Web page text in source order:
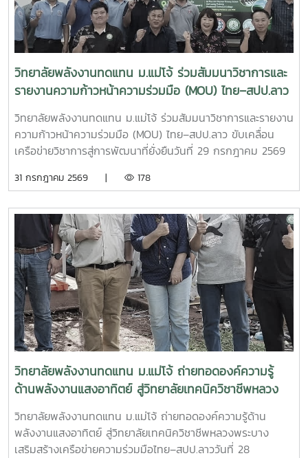
แม่โจ้ มุ่งมั่นพัฒนาองค์ความรู้และนวัตกรรมด้านพลังงานและ
เทคโนโลยีที่เหมาะสม เพื่อสร้างผลกระทบเชิงบวกต่อสังคม
ชุมชน และเศรษฐกิจฐานราก พร้อมขับเคลื่อนการพัฒนาประเทศ
สู่ความยั่งยืน
กราน หอมดวง คณบดีวิทยาลัยพลังงานทดแทน มหาวิทยาลัยแม่
โจ้และ นายเกรียงศักดิ์ ธรรมวัตร ผู้อำนวยการกลุ่มงานพัฒนา
ฝีมือแรงงาน ร่วมลงนามเป็นพยาน ความร่วมมือในครั้งนี้มีเป้า
หมายในการพัฒนาและปรับปรุงหลักสูตร “การเชื่อมอาร์กโลหะ
อุปกรณ์ทางพลังงานและอุตสาหกรรมด้วยมือ” ให้สอดคล้องกับ
มาตรฐานวิชาชีพและความต้องการของภาคอุตสาหกรรม พร้อม
ทั้งร่วมกันจัดฝึกอบรมและทดสอบมาตรฐานฝีมือแรงงานให้แก่
นักศึกษา แรงงาน และผู้สนใจทั่วไป เพื่อยกระดับทักษะวิชาชีพและ
เพิ่มขีดความสามารถของกำลังคนไทยความร่วมมือครอบคลุม
ให้สอดคล้องกับมาตรฐานวิชาชีพ - จัดฝึกอบรมเชิงปฏิบัติการ
ทดสอบมาตรฐานฝีมือแรงงานและรับรองสมรรถนะผู้ผ่านการ
อบรม- พัฒนากำลังคนให้มีทักษะตรงตามความต้องการของ
สถานประกอบการและตลาดแรงงาน ความร่วมมือครั้งนี้สะท้อน
ถึงความมุ่งมั่นของวิทยาลัยพลังงานทดแทน มหาวิทยาลัยแม่โจ้
ในการบูรณาการความร่วมมือกับหน่วยงานภาครัฐ เพื่อผลิตและ
พัฒนากำลังคนที่มีศักยภาพ มีทักษะด้านวิชาชีพที่ได้มาตรฐาน
และพร้อมรองรับการเปลี่ยนแปลงของภาคอุตสาหกรรมด้าน
พลังงานและเทคโนโลยีในอนาคตวิทยาลัยพลังงานทดแทน
มหาวิทยาลัยแม่โจ้ ยังคงเดินหน้าสร้างเครือข่ายความร่วมมือกับ
ทุกภาคส่วน เพื่อยกระดับการศึกษา การพัฒนาทักษะวิชาชีพ และ
การผลิตบัณฑิตคุณภาพ ตอบโจทย์การพัฒนาประเทศอย่าง
ยั่งยืน
วิทยาลัยพลังงานทดแทน ม.แม่โจ้ ร่วมสัมมนาวิชาการและ
รายงานความก้าวหน้าความร่วมมือ (MOU) ไทย–สปป.ลาว
ขับเคลื่อนเครือข่ายวิชาการสู่การพัฒนาที่ยั่งยืน
วิทยาลัยพลังงานทดแทน ม.แม่โจ้ ร่วมสัมมนาวิชาการและรายงาน
ความก้าวหน้าความร่วมมือ (MOU) ไทย–สปป.ลาว ขับเคลื่อน
เครือข่ายวิชาการสู่การพัฒนาที่ยั่งยืนวันที่ 29 กรกฎาคม 2569
ศาสตราจารย์ ดร.นิกราน หอมดวง คณบดีวิทยาลัยพลังงาน
รองคณบดีฝ่ายบริหาร, ผู้ช่วยศาสตราจารย์ ดร.ยิ่งรักษ์ อรรถเวช
กุล รองคณบดีฝ่ายวิจัยและบริการวิชาการคณาจารย์ บุคลากร
และนักศึกษาระดับบัณฑิตศึกษา เข้าร่วมกิจกรรม สัมมนาวิชาการ
และการรายงานความก้าวหน้าความร่วมมือ (MOU) ระหว่าง
มหาวิทยาลัยแม่โจ้และเครือข่ายสถาบันการศึกษาในแขวงหลวงพระ
บาง สาธารณรัฐประชาธิปไตยประชาชนลาว การสัมมนาครั้งนี้จัด
ขึ้นเพื่อเป็นเวทีในการแลกเปลี่ยนองค์ความรู้ ติดตามผลการ
ดำเนินงานภายใต้บันทึกข้อตกลงความร่วมมือ (MOU) และร่วม
กำหนดแนวทางการพัฒนาความร่วมมือด้านการศึกษา การวิจัย
และการบริการวิชาการระหว่างประเทศไทยและ สปป.ลาว ให้เกิด
ความเข้มแข็งและต่อเนื่อง กิจกรรมสำคัญภายในงาน ประกอบ
ด้วย- แลกเปลี่ยนองค์ความรู้ด้านพลังงานทดแทน สิ่งแวดล้อม
และการรับมือกับการเปลี่ยนแปลงสภาพภูมิอากาศ- รายงานผล
การดำเนินงานและความก้าวหน้าของโครงการความร่วมมือที่ผ่าน
มา- ร่วมวางแผนการดำเนินงานด้านการศึกษา งานวิจัย และการ
31 กรกฎาคม 2569 | 178
วิทยาลัยพลังงานทดแทน ม.แม่โจ้ ถ่ายทอดองค์ความรู้
ด้านพลังงานแสงอาทิตย์ สู่วิทยาลัยเทคนิควิชาชีพหลวง
พระบาง เสริมสร้างเครือข่ายความร่วมมือไทย–สปป.ลาว
วิทยาลัยพลังงานทดแทน ม.แม่โจ้ ถ่ายทอดองค์ความรู้ด้าน
พลังงานแสงอาทิตย์ สู่วิทยาลัยเทคนิควิชาชีพหลวงพระบาง
เสริมสร้างเครือข่ายความร่วมมือไทย–สปป.ลาววันที่ 28